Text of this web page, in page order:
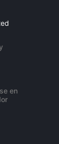
en